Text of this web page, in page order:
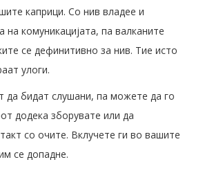
каприци. Со нив владее и
на комуникацијата, па валканите
се дефинитивно за нив. Тие исто
улоги.
да бидат слушани, па можете да го
додека зборувате или да
со очите. Вклучете ги во вашите
се допадне.